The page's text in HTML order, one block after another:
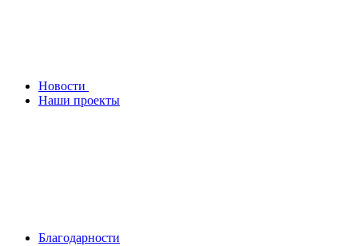
Новости
Наши проекты
Благодарности